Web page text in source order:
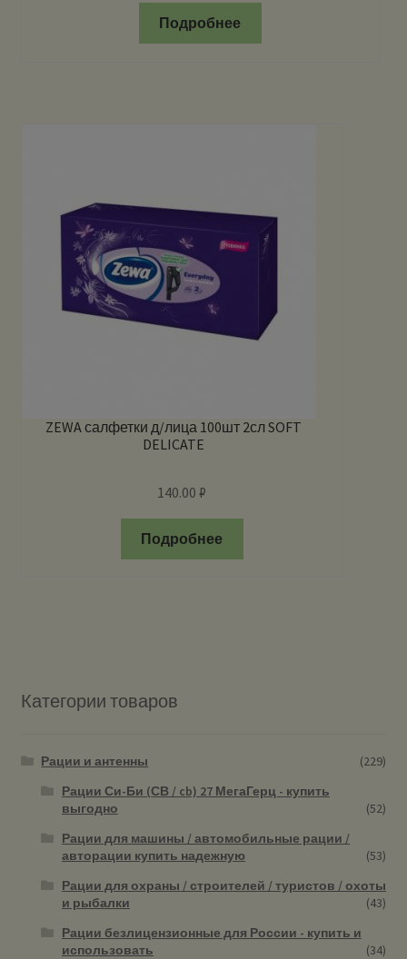
Подробнее
ZEWA салфетки д/лица 100шт 2сл SOFT
DELICATE
140.00₽
Подробнее
Категории товаров
Рации и антенны
(229)
Рации Си-Би (СВ / cb) 27 МегаГерц - купить
выгодно
(52)
Рации для машины / автомобильные рации /
авторации купить надежную
(53)
Рации для охраны / строителей / туристов / охоты
и рыбалки
(43)
Рации безлицензионные для России - купить и
использовать
(34)